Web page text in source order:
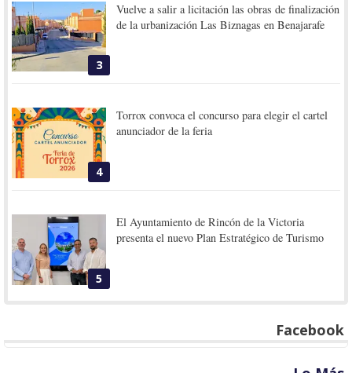
3
Vuelve a salir a licitación las obras de finalización
de la urbanización Las Biznagas en Benajarafe
4
Torrox convoca el concurso para elegir el cartel
anunciador de la feria
5
El Ayuntamiento de Rincón de la Victoria
presenta el nuevo Plan Estratégico de Turismo
Facebook